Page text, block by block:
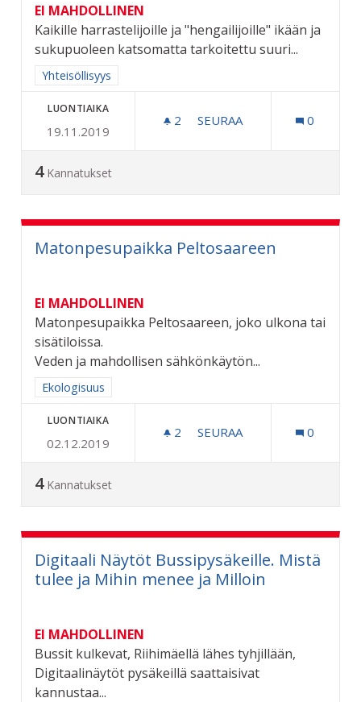
EI MAHDOLLINEN
Kaikille harrastelijoille ja "hengailijoille" ikään ja
sukupuoleen katsomatta tarkoitettu suuri...
Rajaa tulokset aihepiirin mukaan: Yhteisöllisyys
Yhteisöllisyys
LUONTIAIKA
19.11.2019
2 2 SEURAAJAA
SEURAA 0
4 Kannatukset
Matonpesupaikka Peltosaareen
EI MAHDOLLINEN
Matonpesupaikka Peltosaareen, joko ulkona tai
sisätiloissa.
Veden ja mahdollisen sähkönkäytön...
Rajaa tulokset aihepiirin mukaan: Ekologisuus
Ekologisuus
LUONTIAIKA
02.12.2019
2 2 SEURAAJAA
SEURAA 0
4 Kannatukset
Digitaali Näytöt Bussipysäkeille. Mistä
tulee ja Mihin menee ja Milloin
EI MAHDOLLINEN
Bussit kulkevat, Riihimäellä lähes tyhjillään,
Digitaalinäytöt pysäkeillä saattaisivat
kannustaa...